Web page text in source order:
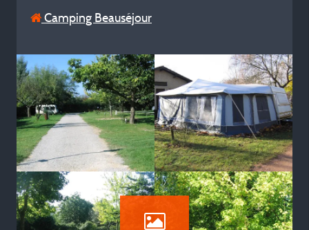
Camping Beauséjour